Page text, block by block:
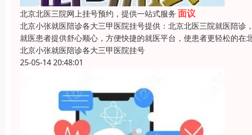
北京北医三院网上挂号预约，提供一站式服务 面议
北京小张就医陪诊各大三甲医院挂号提供：北京北医三院就医陪
就医患者提供舒心顺心，方便快捷的就医平台，使患者更轻松的
北京小张就医陪诊各大三甲医院挂号
25-05-14 20:48:01